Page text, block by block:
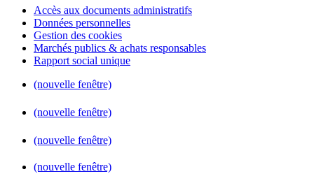
Accès aux documents administratifs
Données personnelles
Gestion des cookies
Marchés publics & achats responsables
Rapport social unique
(nouvelle fenêtre)
(nouvelle fenêtre)
(nouvelle fenêtre)
(nouvelle fenêtre)